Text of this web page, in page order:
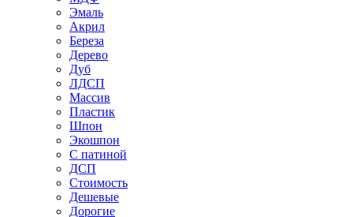
Эмаль
Акрил
Береза
Дерево
Дуб
ЛДСП
Массив
Пластик
Шпон
Экошпон
С патиной
ДСП
Стоимость
Дешевые
Дорогие